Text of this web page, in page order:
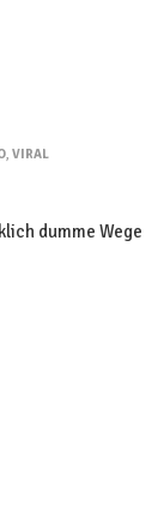
, VIRAL
dumme Wege